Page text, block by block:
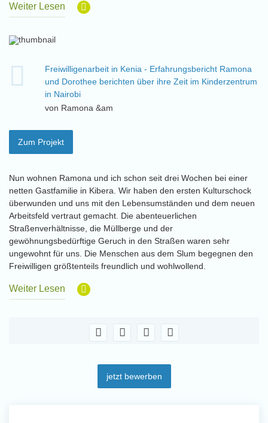
Weiter Lesen
Freiwilligenarbeit in Kenia - Erfahrungsbericht Ramona
und Dorothee berichten über ihre Zeit im Kinderzentrum
in Nairobi
von Ramona &am
Zum Projekt
Nun wohnen Ramona und ich schon seit drei Wochen bei einer
netten Gastfamilie in Kibera. Wir haben den ersten Kulturschock
überwunden und uns mit den Lebensumständen und dem neuen
Arbeitsfeld vertraut gemacht. Die abenteuerlichen
Straßenverhältnisse, die Müllberge und der
gewöhnungsbedürftige Geruch in den Straßen waren sehr
ungewohnt für uns. Die Menschen aus dem Slum begegnen den
Freiwilligen größtenteils freundlich und wohlwollend.
Weiter Lesen
jetzt bewerben